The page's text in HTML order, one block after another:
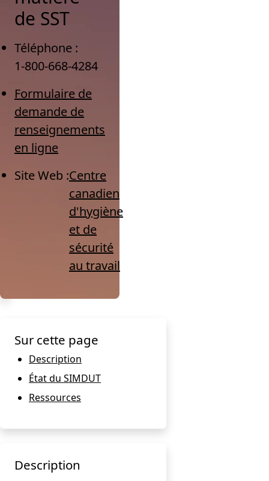
de SST
Téléphone :
1-800-668-4284
Formulaire de
demande de
renseignements
en ligne
Site Web :Centre
canadien
d'hygiène
et de
sécurité
au travail
Sur cette page
Description
État du SIMDUT
Ressources
Description